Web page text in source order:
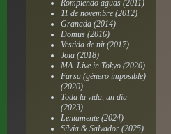
Rompiendo aguas (2011)
11 de novembre (2012)
Granada (2014)
Domus (2016)
Vestida de nit (2017)
Joia (2018)
MA. Live in Tokyo (2020)
Farsa (género imposible)
(2020)
Toda la vida, un día
(2023)
Lentamente (2024)
Sílvia & Salvador (2025)